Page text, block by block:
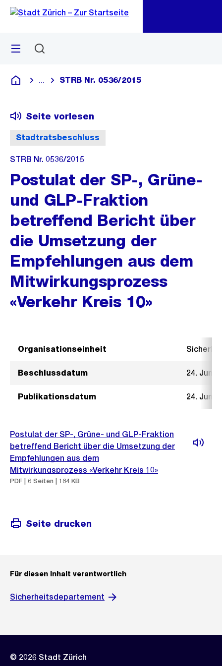
Navigation
Sprunglink
Menü
Deutsch
Blende alle Breadcrumbs ein
STRB Nr. 0536/2015
Stadtratsbeschluss
Seite vorlesen
STRB Nr. 0536/2015
Postulat der SP-, Grüne-
und GLP-Fraktion
betreffend Bericht über
die Umsetzung der
Empfehlungen aus dem
Mitwirkungsprozess
«Verkehr Kreis 10»
Organisationseinheit
Beschlussdatum 24. Juni
Publikationsdatum 24. Juni
Postulat der SP-, Grüne- und GLP-Fraktion
betreffend Bericht über die Umsetzung der
Empfehlungen aus dem
Mitwirkungsprozess «Verkehr Kreis 10»
PDF | 6 Seiten | 184 KB
Seite drucken
Für diesen Inhalt verantwortlich
Sicherheitsdepartement
© 2026 Stadt Zürich